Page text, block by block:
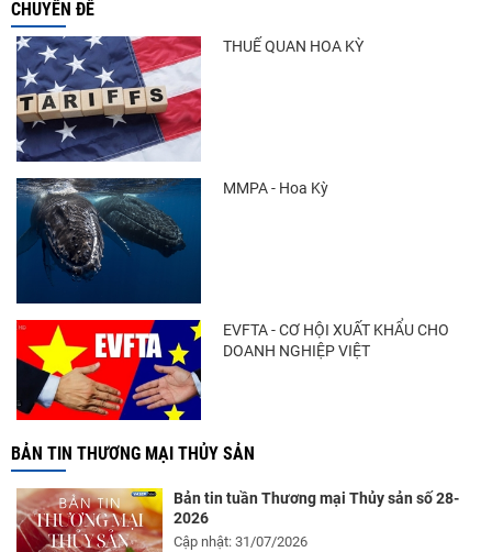
Còn chưa đầy 3 tuần đến Vietfish 2026: Sẵn
Doanh nghiệp thủy sản cùng lúc đối mặt
CHUYÊN ĐỀ
THUẾ QUAN HOA KỲ
MMPA - Hoa Kỳ
EVFTA - CƠ HỘI XUẤT KHẨU CHO
DOANH NGHIỆP VIỆT
BẢN TIN THƯƠNG MẠI THỦY SẢN
Bản tin tuần Thương mại Thủy sản số 28-
2026
Cập nhật: 31/07/2026